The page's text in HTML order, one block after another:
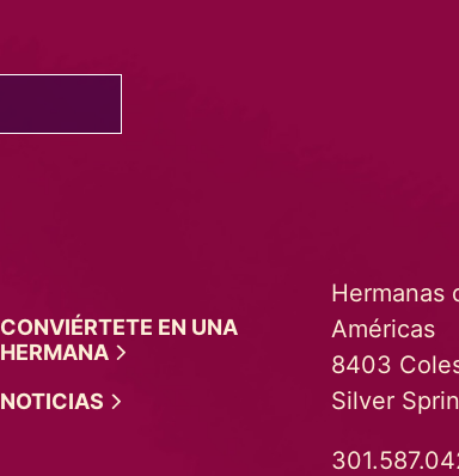
CONVIÉRTETE EN UNA
HERMANA
NOTICIAS
Hermanas
Américas
8403
Silver